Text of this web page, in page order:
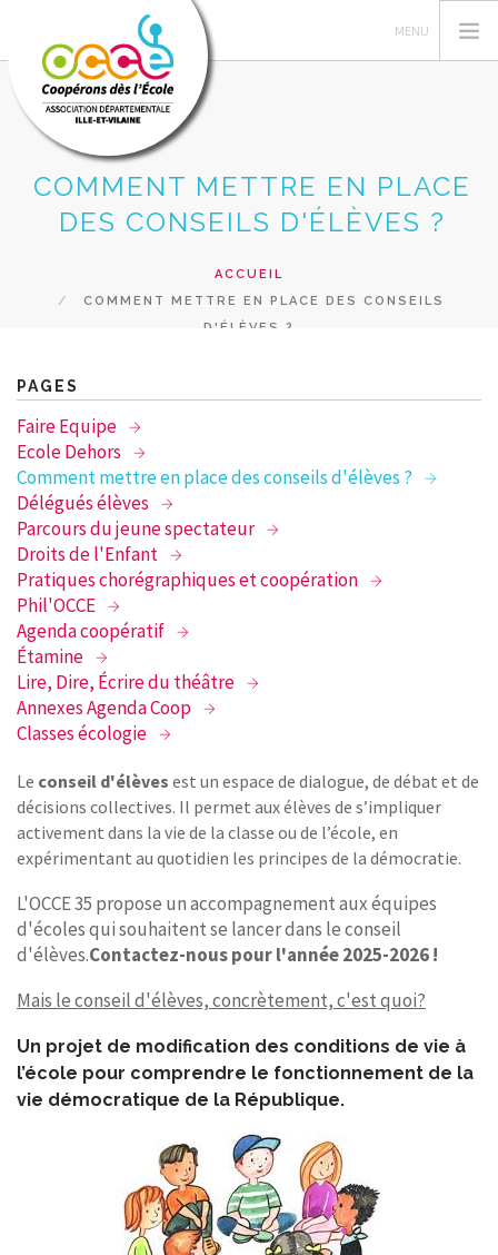
L'OCCE
GERER SA COOPERATIVE
ACTIONS PÉDAGOGIQUES
RESSOURCES PEDAGOGIQUES
RECHERCHER
CONTACT
COMMENT METTRE EN PLACE
DES CONSEILS D'ÉLÈVES ?
ACCUEIL
COMMENT METTRE EN PLACE DES CONSEILS
D'ÉLÈVES ?
PAGES
Faire Equipe
Ecole Dehors
Comment mettre en place des conseils d'élèves ?
Délégués élèves
Parcours du jeune spectateur
Droits de l'Enfant
Pratiques chorégraphiques et coopération
Phil'OCCE
Agenda coopératif
Étamine
Lire, Dire, Écrire du théâtre
Annexes Agenda Coop
Classes écologie
Le conseil d'élèves est un espace de dialogue, de débat et de
décisions collectives. Il permet aux élèves de s’impliquer
activement dans la vie de la classe ou de l’école, en
expérimentant au quotidien les principes de la démocratie.
L'OCCE 35 propose un accompagnement aux équipes
d'écoles qui souhaitent se lancer dans le conseil
d'élèves.Contactez-nous pour l'année 2025-2026 !
Mais le conseil d'élèves, concrètement, c'est quoi?
Un projet de modification des conditions de vie à
l’école pour comprendre le fonctionnement de la
vie démocratique de la République.